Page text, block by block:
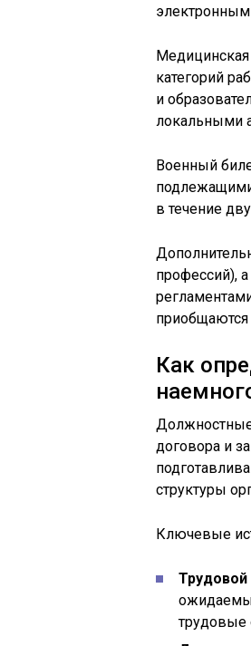
Медицинская
категорий
и
локальными
Военный
подлежащими
в течение
профессий),
приобщаются
Как
Должностные
договора и
структуры
Ключевые
трудовые